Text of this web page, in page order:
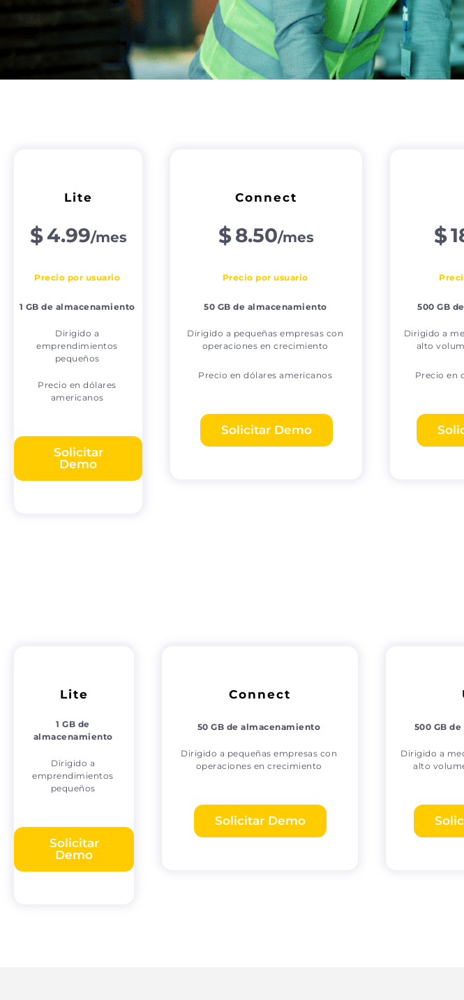
Lite
$4.99/mes
Precio por usuario
1 GB de almacenamiento
Dirigido a
emprendimientos
pequeños
Precio en dólares
americanos
Solicitar
Demo
Connect
$8.50/mes
Precio por usuario
50 GB de almacenamiento
Dirigido a pequeñas empresas con
operaciones en crecimiento
Precio en dólares americanos
Solicitar Demo
$
500 GB
Dirigido a
alto
Precio en
Lite
1 GB de
almacenamiento
Dirigido a
emprendimientos
pequeños
Solicitar
Demo
Connect
50 GB de almacenamiento
Dirigido a pequeñas empresas con
operaciones en crecimiento
Solicitar Demo
500 GB
Dirigido a
alto